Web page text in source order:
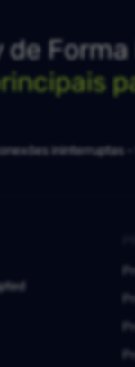
de
ininterruptas -